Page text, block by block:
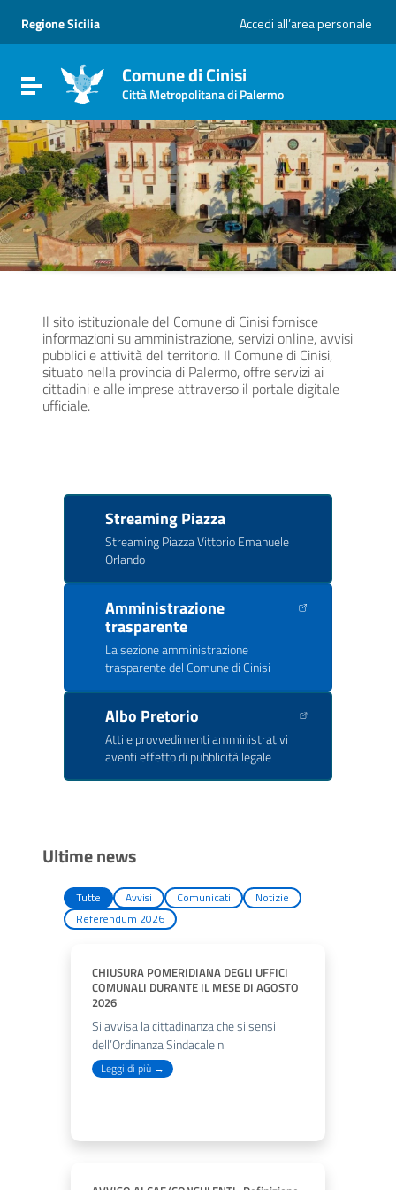
Vai al menu di navigazione
Vai al footer
Regione Sicilia Accedi all’area personale
Attiva / disattiva la navigazione
Comune di Cinisi
Città Metropolitana di Palermo
Il sito istituzionale del Comune di Cinisi fornisce
informazioni su amministrazione, servizi online, avvisi
pubblici e attività del territorio. Il Comune di Cinisi,
situato nella provincia di Palermo, offre servizi ai
cittadini e alle imprese attraverso il portale digitale
ufficiale.
Streaming Piazza
Streaming Piazza Vittorio Emanuele
Orlando
Amministrazione
trasparente
La sezione amministrazione
trasparente del Comune di Cinisi
Albo Pretorio
Atti e provvedimenti amministrativi
aventi effetto di pubblicità legale
Ultime news
Tutte Avvisi Comunicati
Notizie
Referendum 2026
CHIUSURA POMERIDIANA DEGLI UFFICI
COMUNALI DURANTE IL MESE DI AGOSTO
2026
Si avvisa la cittadinanza che si sensi
dell’Ordinanza Sindacale n.
Leggi di più →